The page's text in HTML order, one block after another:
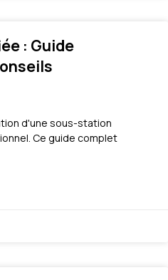
: Guide
d'une sous-station
Ce guide complet